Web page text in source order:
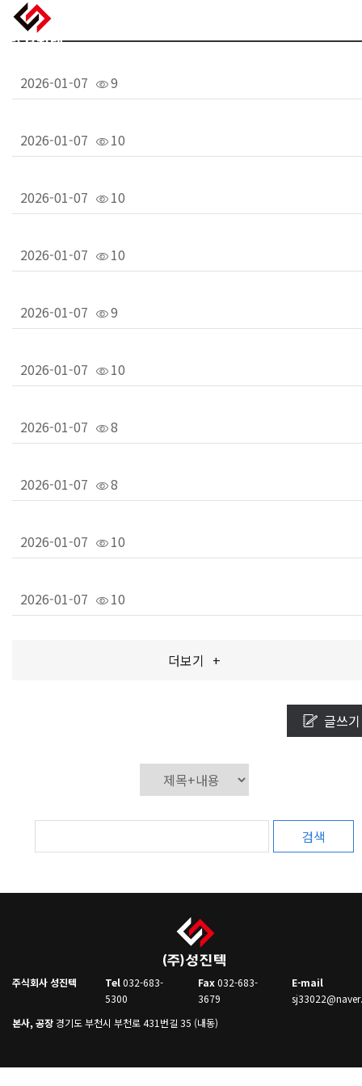
2026-01-07 9
2026-01-07 10
2026-01-07 10
2026-01-07 10
2026-01-07 9
2026-01-07 10
2026-01-07 8
2026-01-07 8
2026-01-07 10
2026-01-07 10
더보기 +
글쓰기
검색
주식회사 성진텍 Tel032-683-
5300
Fax032-683-
3679
E-mail
본사, 공장 경기도 부천시 부천로 431번길 35 (내동)